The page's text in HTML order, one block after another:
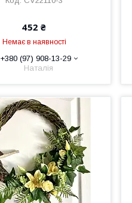
452 ₴
Немає в наявності
+380 (97) 908-13-29
Наталія